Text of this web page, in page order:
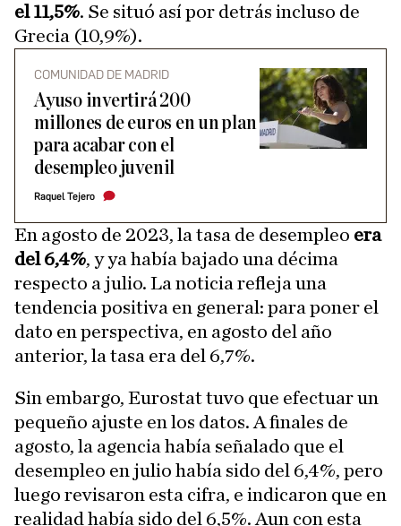
el 11,5%. Se situó así por detrás incluso de
Grecia (10,9%).
COMUNIDAD DE MADRID
Ayuso invertirá 200
millones de euros en un plan
para acabar con el
desempleo juvenil
Raquel Tejero
En agosto de 2023, la tasa de desempleo era
del 6,4%, y ya había bajado una décima
respecto a julio. La noticia refleja una
tendencia positiva en general: para poner el
dato en perspectiva, en agosto del año
anterior, la tasa era del 6,7%.
Sin embargo, Eurostat tuvo que efectuar un
pequeño ajuste en los datos. A finales de
agosto, la agencia había señalado que el
desempleo en julio había sido del 6,4%, pero
luego revisaron esta cifra, e indicaron que en
realidad había sido del 6,5%. Aun con esta